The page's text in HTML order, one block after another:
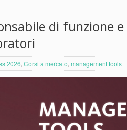
di funzione
2026, Corsi a mercato, management tools